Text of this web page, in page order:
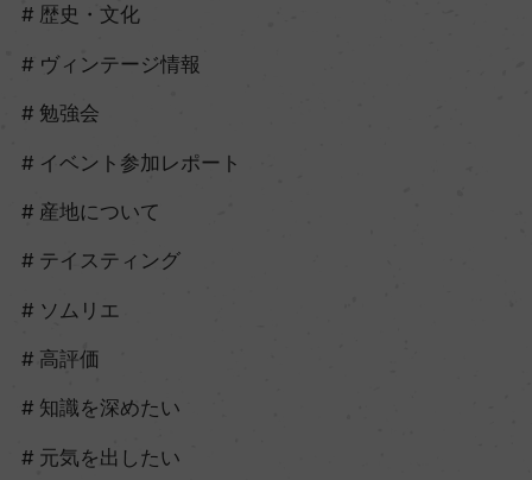
歴史・文化
ヴィンテージ情報
勉強会
イベント参加レポート
産地について
テイスティング
ソムリエ
高評価
知識を深めたい
元気を出したい